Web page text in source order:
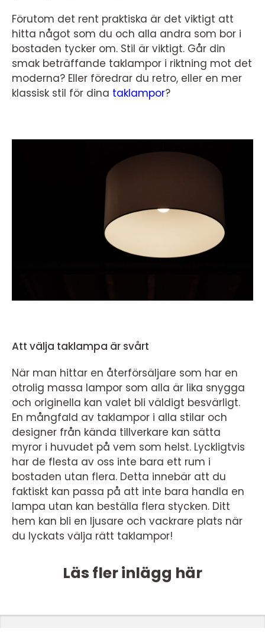
Förutom det rent praktiska är det viktigt att
hitta något som du och alla andra som bor i
bostaden tycker om. Stil är viktigt. Går din
smak beträffande taklampor i riktning mot det
moderna? Eller föredrar du retro, eller en mer
klassisk stil för dina taklampor?
Att välja taklampa är svårt
När man hittar en återförsäljare som har en
otrolig massa lampor som alla är lika snygga
och originella kan valet bli väldigt besvärligt.
En mångfald av taklampor i alla stilar och
designer från kända tillverkare kan sätta
myror i huvudet på vem som helst. Lyckligtvis
har de flesta av oss inte bara ett rum i
bostaden utan flera. Detta innebär att du
faktiskt kan passa på att inte bara handla en
lampa utan kan beställa flera stycken. Ditt
hem kan bli en ljusare och vackrare plats när
du lyckats välja rätt taklampor!
Läs fler inlägg här